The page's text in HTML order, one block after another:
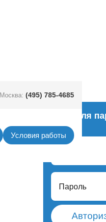
Москва: (495) 785-4685
Условия работы
Вход для
Пароль